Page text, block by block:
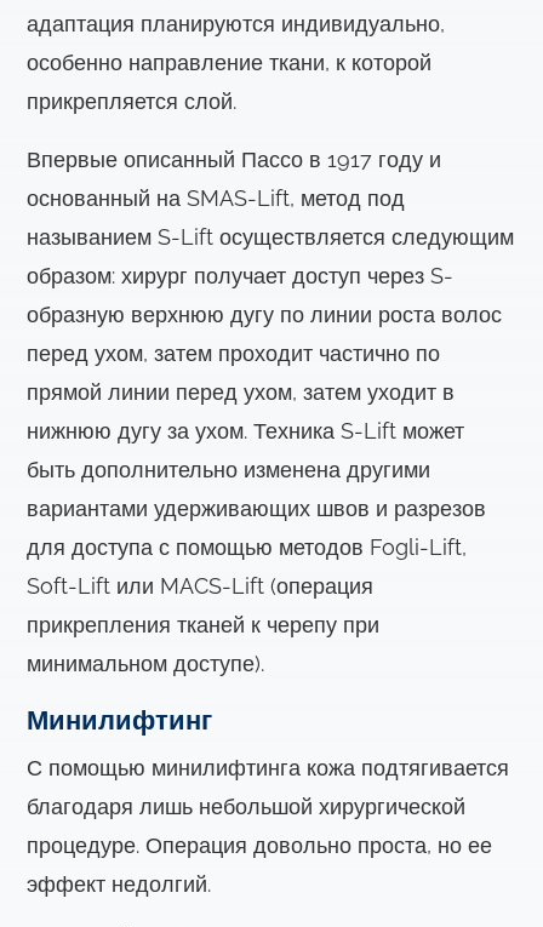
адаптация планируются индивидуально,
особенно направление ткани, к которой
прикрепляется слой.
Впервые описанный Пассо в 1917 году и
основанный на SMAS-Lift, метод под
называнием S-Lift осуществляется следующим
образом: хирург получает доступ через S-
образную верхнюю дугу по линии роста волос
перед ухом, затем проходит частично по
прямой линии перед ухом, затем уходит в
нижнюю дугу за ухом. Техника S-Lift может
быть дополнительно изменена другими
вариантами удерживающих швов и разрезов
для доступа с помощью методов Fogli-Lift,
Soft-Lift или MACS-Lift (операция
прикрепления тканей к черепу при
минимальном доступе).
Минилифтинг
С помощью минилифтинга кожа подтягивается
благодаря лишь небольшой хирургической
процедуре. Операция довольно проста, но ее
эффект недолгий.